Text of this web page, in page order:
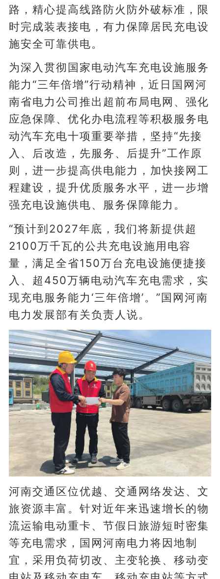
路，精心提高线路防火防外破标准，限
时完成装表接电，有力保障居民充电设
施安全可靠供电。
为深入贯彻国家电动汽车充电设施服务
能力“三年倍增”行动精神，近日国网河
南省电力公司推出超前布局电网、强化
应急保障、优化办电流程等积极服务电
动汽车充电十项重要举措，坚持“先接
入、后改造，先服务、后提升”工作原
则，进一步提高供电能力，加快接网工
程建设，提升优质服务水平，进一步增
强充电设施供电、服务保障能力。
“预计到2027年底，我们将新提供超
2100万千瓦的公共充电设施用电容
量，满足全省150万台充电设施便捷接
入、超450万辆电动汽车充电需求，实
现充电服务能力‘三年倍增’。”国网河南
电力发展部有关负责人说。
河南交通区位优越、交通网络发达、文
旅资源丰富。针对近年来迅速增长的物
流运输电动重卡、节假日旅游短时密集
等充电需求，国网河南电力将因地制
宜，采用负荷切改、主变轮换、移动变